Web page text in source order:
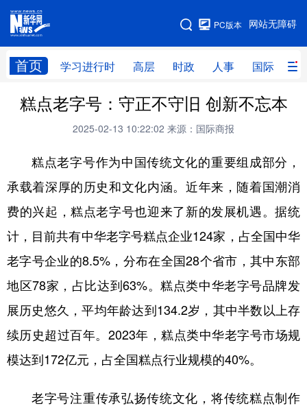
网站无障碍
PC版本
首页 学习进行时 高层 时政 人事 国际 财
网站地图
学习进行时 高层 时政 人事
财经 网评
台湾 思客智库 全球连线 教育
科技 科创 量子 体育
文化 书画 健康 军事
食品 人居 信息化 数字经济
学术中国 乡村振兴 银龄 溯源中国
城市 旅游 能源 会展
彩票 娱乐 时尚 悦读
糕点老字号：守正不守旧 创新不忘本
2025-02-13 10:22:02 来源：国际商报
糕点老字号作为中国传统文化的重要组成部分，
承载着深厚的历史和文化内涵。近年来，随着国潮消
费的兴起，糕点老字号也迎来了新的发展机遇。据统
计，目前共有中华老字号糕点企业124家，占全国中华
老字号企业的8.5%，分布在全国28个省市，其中东部
地区78家，占比达到63%。糕点类中华老字号品牌发
展历史悠久，平均年龄达到134.2岁，其中半数以上存
续历史超过百年。2023年，糕点类中华老字号市场规
模达到172亿元，占全国糕点行业规模的40%。
老字号注重传承弘扬传统文化，将传统糕点制作